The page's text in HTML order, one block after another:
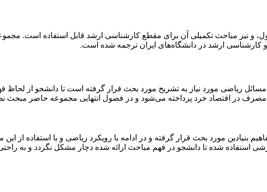
مسائل ریاضی مورد نیاز به تشریح مورد بحث قرار گرفته است تا دانشجو از
در اقتصاد خرد پرداخته می‌شود و در فصول انتهایی مجموعه حاضر مبحث
مورد بحث قرار گرفته و در ادامه با رویکرد ریاضی و با استفاده از
شده تا دانشجو در فهم مباحث ارائه شده دچار مشکل نگردد و به